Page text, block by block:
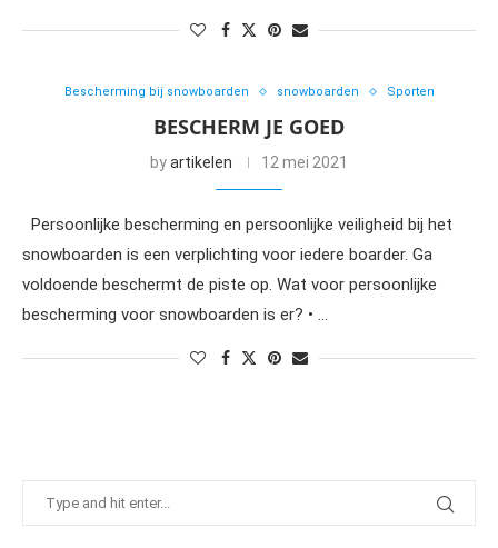
Bescherming bij snowboarden snowboarden Sporten
BESCHERM JE GOED
byartikelen 12 mei 2021
Persoonlijke bescherming en persoonlijke veiligheid bij het
snowboarden is een verplichting voor iedere boarder. Ga
voldoende beschermt de piste op. Wat voor persoonlijke
bescherming voor snowboarden is er? • …